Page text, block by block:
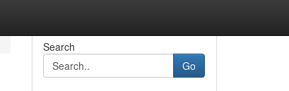
Search
Go